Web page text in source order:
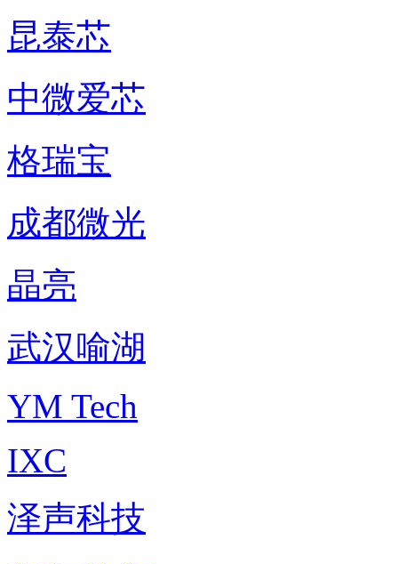
昆泰芯
中微爱芯
格瑞宝
成都微光
晶亮
武汉喻湖
YM Tech
IXC
泽声科技